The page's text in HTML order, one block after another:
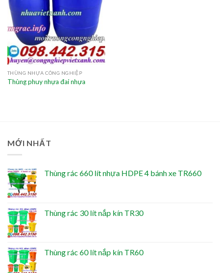
THÙNG NHỰA CÔNG NGHIỆP
Thùng phuy nhựa đai nhựa
MỚI NHẤT
Thùng rác 660 lít nhựa HDPE 4 bánh xe TR660
Thùng rác 30 lít nắp kín TR30
Thùng rác 60 lít nắp kín TR60